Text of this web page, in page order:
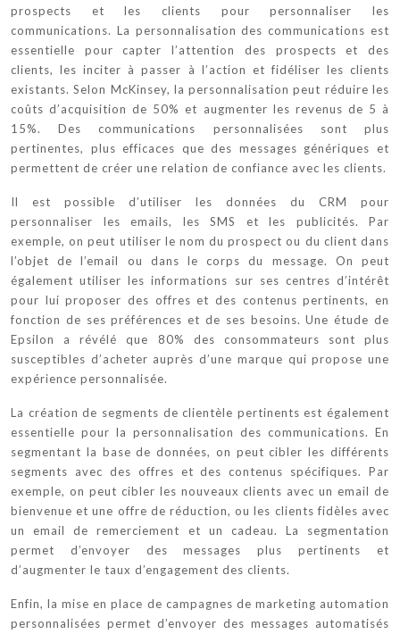
prospects et les clients pour personnaliser les
communications. La personnalisation des communications est
essentielle pour capter l’attention des prospects et des
clients, les inciter à passer à l’action et fidéliser les clients
existants. Selon McKinsey, la personnalisation peut réduire les
coûts d’acquisition de 50% et augmenter les revenus de 5 à
15%. Des communications personnalisées sont plus
pertinentes, plus efficaces que des messages génériques et
permettent de créer une relation de confiance avec les clients.
Il est possible d’utiliser les données du CRM pour
personnaliser les emails, les SMS et les publicités. Par
exemple, on peut utiliser le nom du prospect ou du client dans
l’objet de l’email ou dans le corps du message. On peut
également utiliser les informations sur ses centres d’intérêt
pour lui proposer des offres et des contenus pertinents, en
fonction de ses préférences et de ses besoins. Une étude de
Epsilon a révélé que 80% des consommateurs sont plus
susceptibles d’acheter auprès d’une marque qui propose une
expérience personnalisée.
La création de segments de clientèle pertinents est également
essentielle pour la personnalisation des communications. En
segmentant la base de données, on peut cibler les différents
segments avec des offres et des contenus spécifiques. Par
exemple, on peut cibler les nouveaux clients avec un email de
bienvenue et une offre de réduction, ou les clients fidèles avec
un email de remerciement et un cadeau. La segmentation
permet d’envoyer des messages plus pertinents et
d’augmenter le taux d’engagement des clients.
Enfin, la mise en place de campagnes de marketing automation
personnalisées permet d’envoyer des messages automatisés